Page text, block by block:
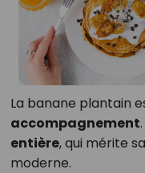
La banane plantain
accompagnement
entière, qui mérite
moderne.